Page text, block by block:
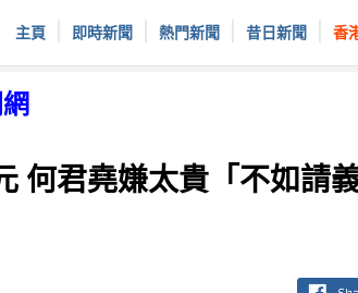
主頁 即時新聞 熱門新聞 昔日新聞 香
何君堯嫌太貴「不如請